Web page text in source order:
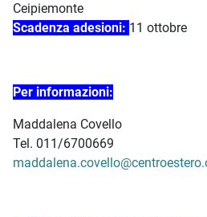
Ceipiemonte
Scadenza adesioni: 11 ottobre
Per informazioni:
Maddalena Covello
Tel. 011/6700669